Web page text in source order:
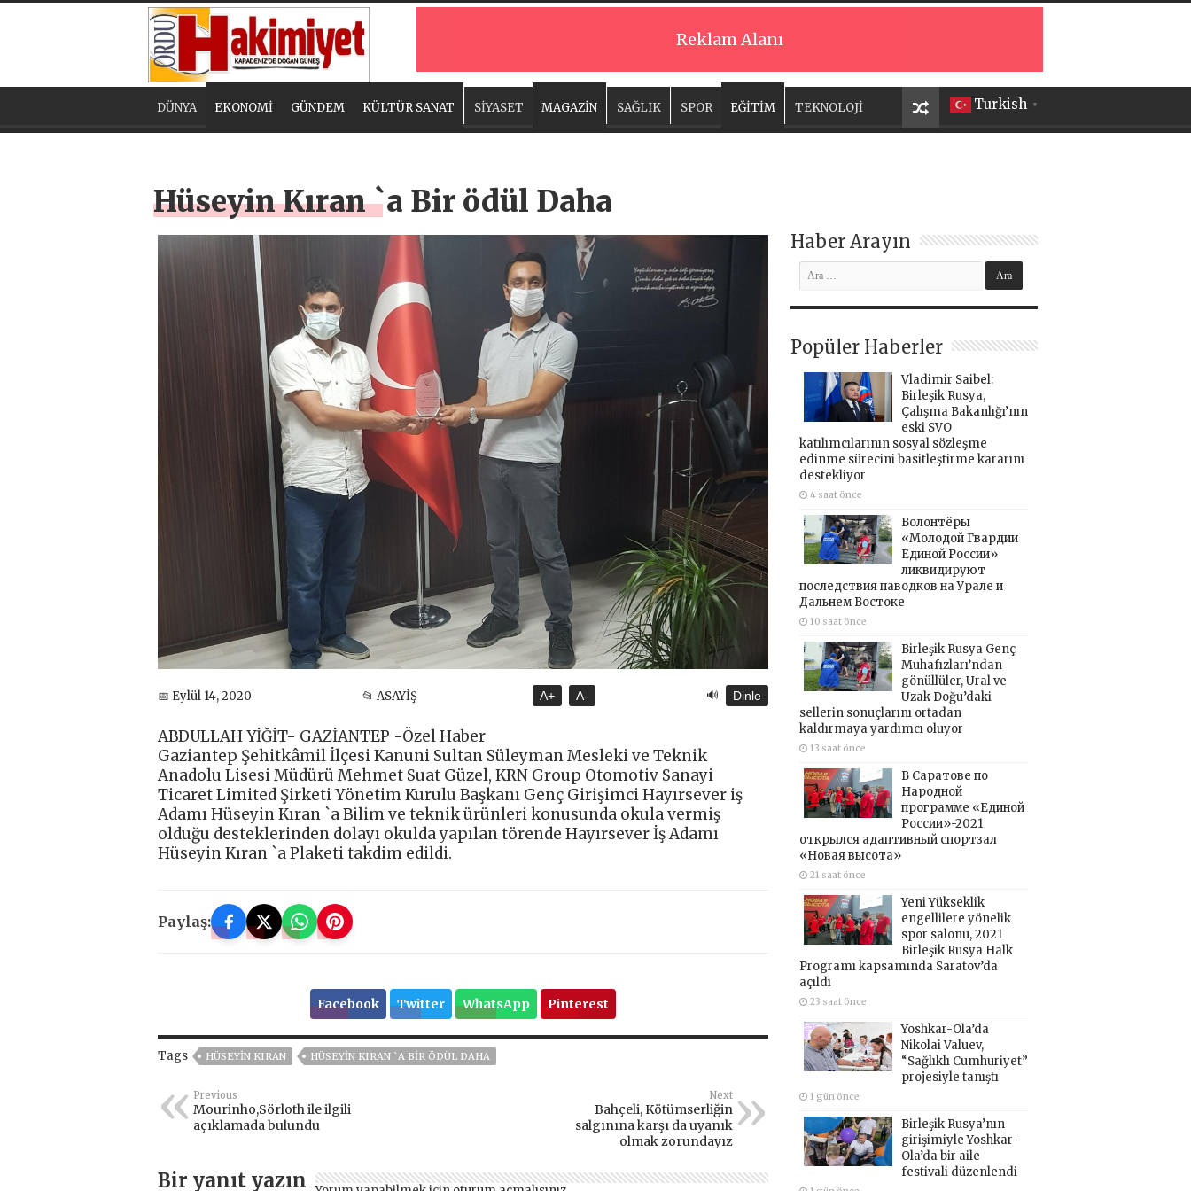
Reklam Alanı
Turkish ▼
DÜNYA EKONOMİ GÜNDEM KÜLTÜR SANAT SİYASET MAGAZİN SAĞLIK SPOR EĞİTİM TEKNOLOJİ
Hüseyin Kıran `a Bir ödül Daha
📅 Eylül 14, 2020 📂 ASAYİŞ A+ A- 🔊 Dinle
ABDULLAH YİĞİT- GAZİANTEP -Özel Haber
Gaziantep Şehitkâmil İlçesi Kanuni Sultan Süleyman Mesleki ve Teknik
Anadolu Lisesi Müdürü Mehmet Suat Güzel, KRN Group Otomotiv Sanayi
Ticaret Limited Şirketi Yönetim Kurulu Başkanı Genç Girişimci Hayırsever iş
Adamı Hüseyin Kıran `a Bilim ve teknik ürünleri konusunda okula vermiş
olduğu desteklerinden dolayı okulda yapılan törende Hayırsever İş Adamı
Hüseyin Kıran `a Plaketi takdim edildi.
Paylaş:
Facebook Twitter WhatsApp Pinterest
Tags HÜSEYIN KIRAN HÜSEYIN KIRAN `A BIR ÖDÜL DAHA
Previous
Mourinho,Sörloth ile ilgili
açıklamada bulundu
Next
Bahçeli, Kötümserliğin
salgınına karşı da uyanık
olmak zorundayız
Bir yanıt yazın
Haber Arayın
Popüler Haberler
Vladimir Saibel:
Birleşik Rusya,
Çalışma Bakanlığı’nın
eski SVO
katılımcılarının sosyal sözleşme
edinme sürecini basitleştirme kararını
destekliyor
4 saat önce
Волонтёры
«Молодой Гвардии
Единой России»
ликвидируют
последствия паводков на Урале и
Дальнем Востоке
10 saat önce
Birleşik Rusya Genç
Muhafızları’ndan
gönüllüler, Ural ve
Uzak Doğu’daki
sellerin sonuçlarını ortadan
kaldırmaya yardımcı oluyor
13 saat önce
В Саратове по
Народной
программе «Единой
России»-2021
открылся адаптивный спортзал
«Новая высота»
21 saat önce
Yeni Yükseklik
engellilere yönelik
spor salonu, 2021
Birleşik Rusya Halk
Programı kapsamında Saratov’da
açıldı
23 saat önce
Yoshkar-Ola’da
Nikolai Valuev,
“Sağlıklı Cumhuriyet”
projesiyle tanıştı
1 gün önce
Birleşik Rusya’nın
girişimiyle Yoshkar-
Ola’da bir aile
festivali düzenlendi